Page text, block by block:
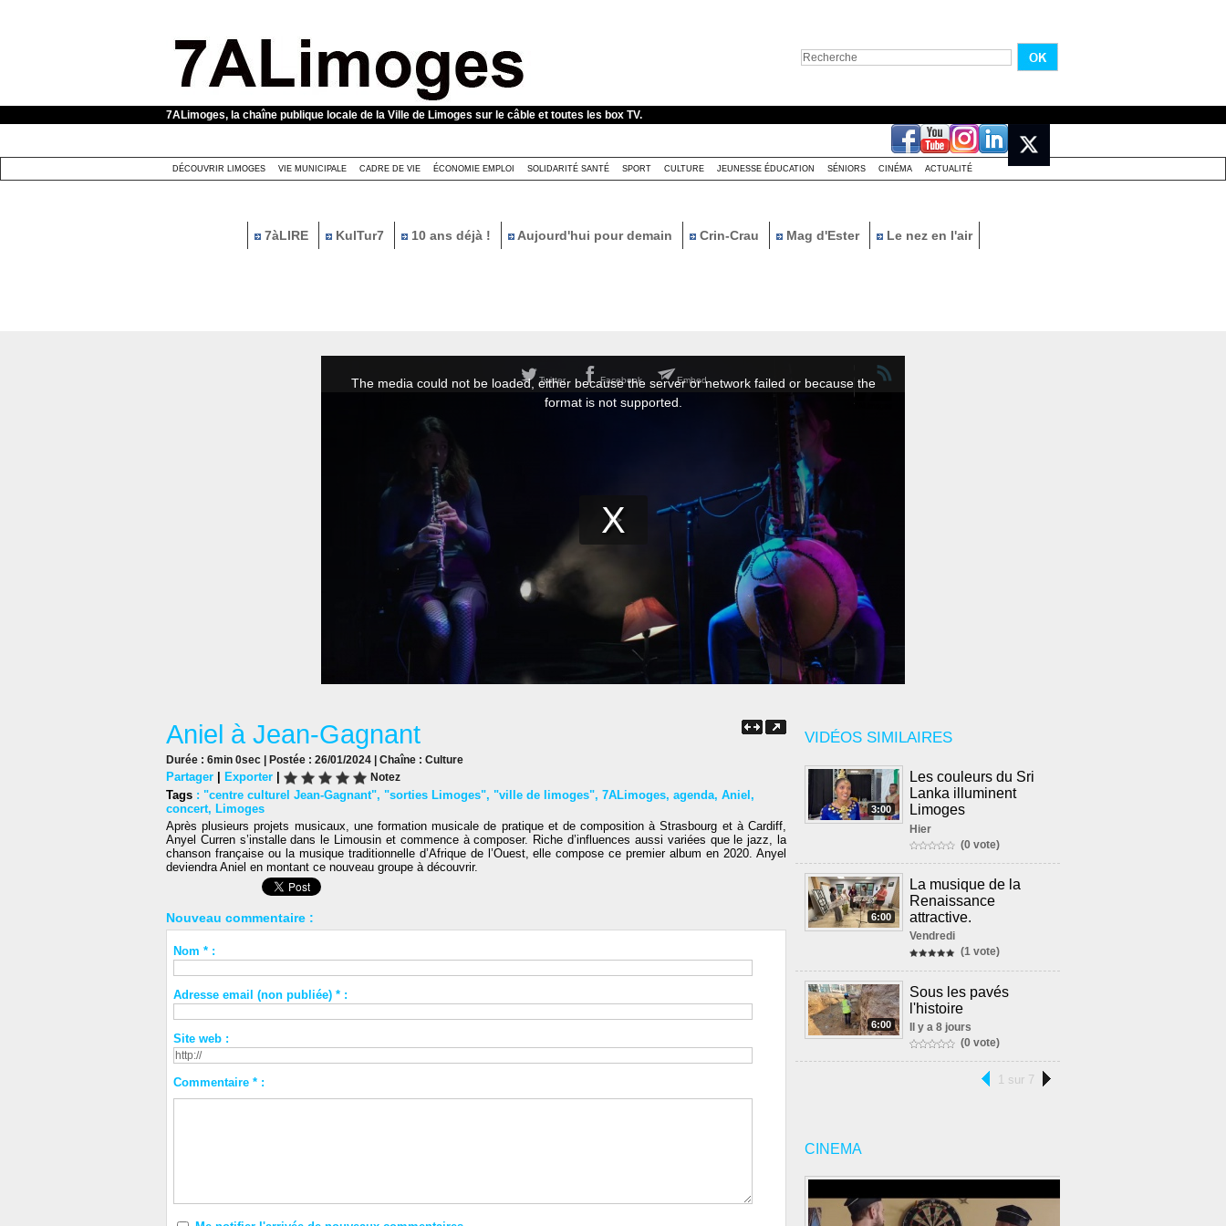
7ALimoges, la chaîne publique locale de la Ville de Limoges sur le câble et toutes les box TV.
DÉCOUVRIR LIMOGES VIE MUNICIPALE CADRE DE VIE ÉCONOMIE EMPLOI SOLIDARITÉ SANTÉ SPORT CULTURE JEUNESSE ÉDUCATION SÉNIORS CINÉMA ACTUALITÉ
7àLIRE KulTur7 10 ans déjà ! Aujourd'hui pour demain Crin-Crau Mag d'Ester Le nez en l'air
VIDÉOS SIMILAIRES
3:00
Les couleurs du Sri
Lanka illuminent
Limoges
Hier
(0 vote)
6:00
La musique de la
Renaissance
attractive.
Vendredi
(1 vote)
6:00
Sous les pavés
l'histoire
Il y a 8 jours
(0 vote)
1 sur 7
CINEMA
Aniel à Jean-Gagnant
Durée : 6min 0sec | Postée : 26/01/2024 | Chaîne : Culture
Partager | Exporter | Notez
Tags : "centre culturel Jean-Gagnant", "sorties Limoges", "ville de limoges", 7ALimoges, agenda, Aniel ,
concert, Limoges
Après plusieurs projets musicaux, une formation musicale de pratique et de composition à Strasbourg et à Cardiff,
Anyel Curren s’installe dans le Limousin et commence à composer. Riche d’influences aussi variées que le jazz, la
chanson française ou la musique traditionnelle d’Afrique de l’Ouest, elle compose ce premier album en 2020. Anyel
deviendra Aniel en montant ce nouveau groupe à découvrir.
Nouveau commentaire :
Nom * :
Adresse email (non publiée) * :
Site web :
Commentaire * :